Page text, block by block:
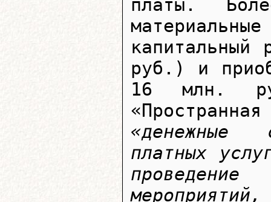
платы.
руб.) и
16 млн.
«денежные
платных